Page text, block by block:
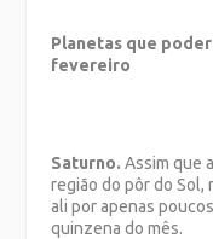
Planetas que
fevereiro
Saturno.Assim que
região do pôr do Sol,
ali por apenas
quinzena do mês.